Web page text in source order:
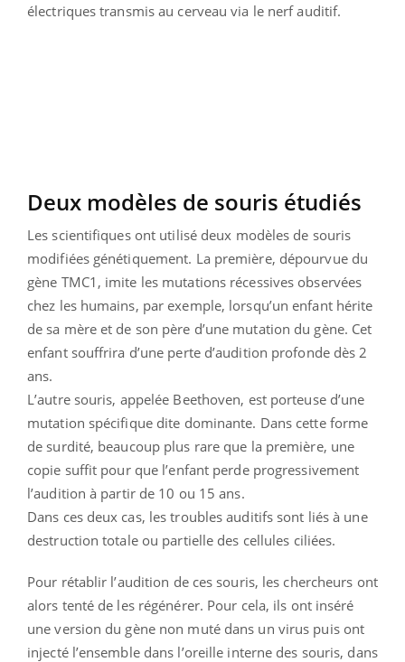
électriques transmis au cerveau via le nerf auditif.
Deux modèles de souris étudiés
Les scientifiques ont utilisé deux modèles de souris
modifiées génétiquement. La première, dépourvue du
gène TMC1, imite les mutations récessives observées
chez les humains, par exemple, lorsqu’un enfant hérite
de sa mère et de son père d’une mutation du gène. Cet
enfant souffrira d’une perte d’audition profonde dès 2
ans.
L’autre souris, appelée Beethoven, est porteuse d’une
mutation spécifique dite dominante. Dans cette forme
de surdité, beaucoup plus rare que la première, une
copie suffit pour que l’enfant perde progressivement
l’audition à partir de 10 ou 15 ans.
Dans ces deux cas, les troubles auditifs sont liés à une
destruction totale ou partielle des cellules ciliées.
Pour rétablir l’audition de ces souris, les chercheurs ont
alors tenté de les régénérer. Pour cela, ils ont inséré
une version du gène non muté dans un virus puis ont
injecté l’ensemble dans l’oreille interne des souris, dans